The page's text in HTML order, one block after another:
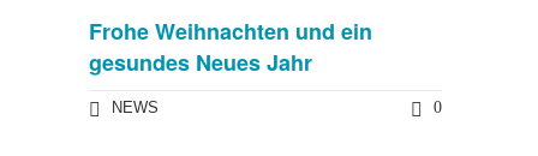
Frohe Weihnachten und ein
gesundes Neues Jahr
NEWS 0